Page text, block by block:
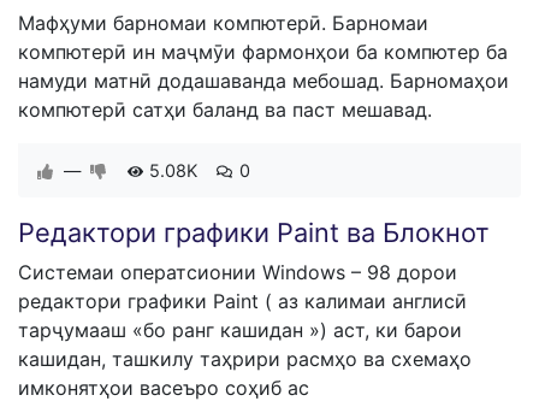
Мафҳуми барномаи компютерӣ. Барномаи
компютерӣ ин маҷмӯи фармонҳои ба компютер ба
намуди матнӣ додашаванда мебошад. Барномаҳои
компютерӣ сатҳи баланд ва паст мешавад.
— 5.08K 0
Редактори графики Paint ва Блокнот
Системаи оператсионии Windows – 98 дорои
редактори графики Paint ( аз калимаи англисӣ
тарҷумааш «бо ранг кашидан ») аст, ки барои
кашидан, ташкилу таҳрири расмҳо ва схемаҳо
имконятҳои васеъро соҳиб ас